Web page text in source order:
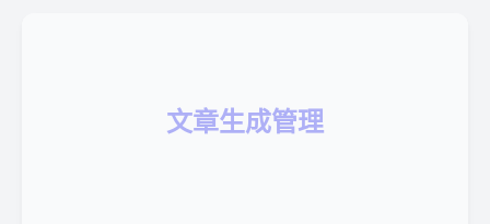
文章生成管理